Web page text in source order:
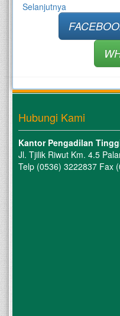
Selanjutnya
Hubungi Kami
Kantor Pengadilan
Jl. Tjilik Riwut Km. 4.5
Telp (0536) 3222837 Fax